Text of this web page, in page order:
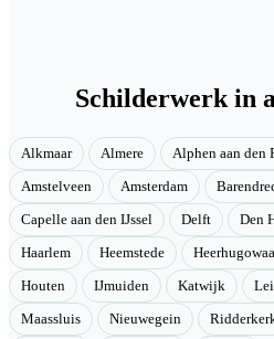
Schilderwerk in
Alkmaar Almere Alphen aan den
Amstelveen Amsterdam
Capelle aan den IJssel Delft Den
Haarlem Heemstede
Houten IJmuiden Katwijk
Maassluis Nieuwegein